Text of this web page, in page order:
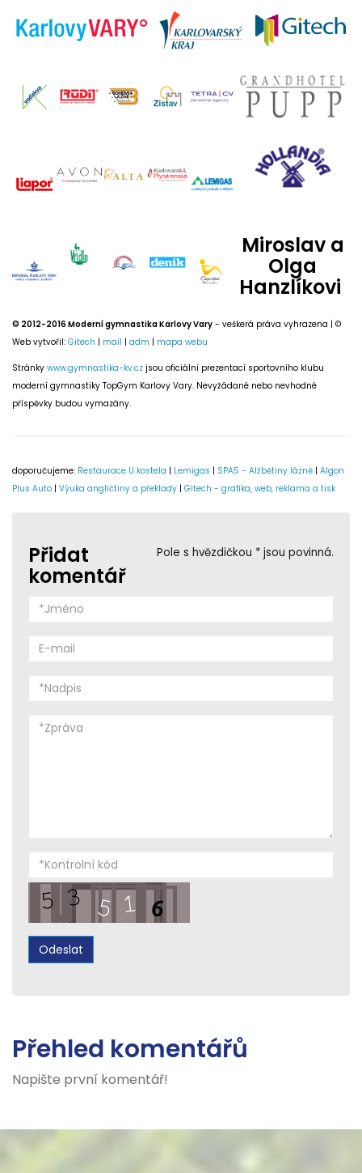
Miroslav a
Olga
Hanzlíkovi
© 2012-2016 Moderní gymnastika Karlovy Vary - veškerá práva vyhrazena | ©
Web vytvořil: Gitech | mail | adm | mapa webu
Stránky www.gymnastika-kv.cz jsou oficiální prezentací sportovního klubu
moderní gymnastiky TopGym Karlovy Vary. Nevyžádané nebo nevhodné
příspěvky budou vymazány.
doporučujeme: Restaurace U kostela | Lemigas | SPA5 - Alžbětiny lázně | Algon
Plus Auto | Výuka angličtiny a překlady | Gitech - grafika, web, reklama a tisk
Pole s hvězdičkou * jsou povinná.
Přidat
komentář
Přehled komentářů
Napište první komentář!